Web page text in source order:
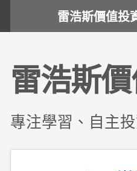
雷浩斯價值投
雷浩斯
專注學習、自主